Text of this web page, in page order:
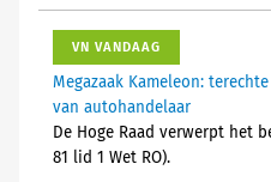
VN VANDAAG
Megazaak Kameleon:
van autohandelaar
De Hoge Raad verwerpt het
81 lid 1 Wet RO).